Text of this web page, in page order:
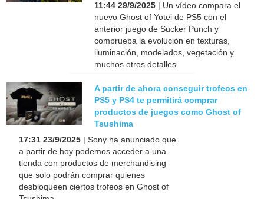
11:44 29/9/2025 | Un vídeo compara el
nuevo Ghost of Yotei de PS5 con el
anterior juego de Sucker Punch y
comprueba la evolución en texturas,
iluminación, modelados, vegetación y
muchos otros detalles.
A partir de ahora conseguir trofeos en
PS5 y PS4 te permitirá comprar
productos de juegos como Ghost of
Tsushima
17:31 23/9/2025 | Sony ha anunciado que
a partir de hoy podemos acceder a una
tienda con productos de merchandising
que solo podrán comprar quienes
desbloqueen ciertos trofeos en Ghost of